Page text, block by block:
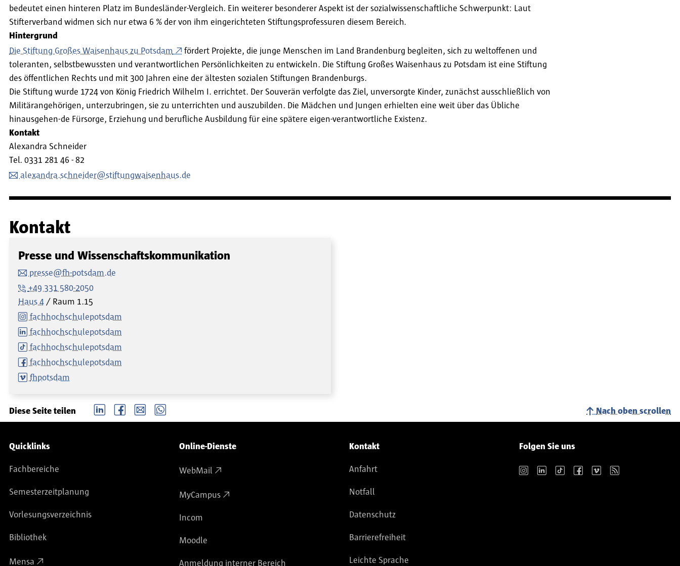
bedeutet einen hinteren Platz im Bundesländer-Vergleich. Ein weiterer besonderer Aspekt ist der sozialwissenschaftliche Schwerpunkt: Laut
Stifterverband widmen sich nur etwa 6 % der von ihm eingerichteten Stiftungsprofessuren diesem Bereich.
Hintergrund
Die Stiftung Großes Waisenhaus zu Potsdam
fördert Projekte, die junge Menschen im Land Brandenburg begleiten, sich zu weltoffenen und
toleranten, selbstbewussten und verantwortlichen Persönlichkeiten zu entwickeln. Die Stiftung Großes Waisenhaus zu Potsdam ist eine Stiftung
des öffentlichen Rechts und mit 300 Jahren eine der ältesten sozialen Stiftungen Brandenburgs.
Die Stiftung wurde 1724 von König Friedrich Wilhelm I. errichtet. Der Souverän verfolgte das Ziel, unversorgte Kinder, zunächst ausschließlich von
Militärangehörigen, unterzubringen, sie zu unterrichten und auszubilden. Die Mädchen und Jungen erhielten eine weit über das Übliche
hinausgehen-de Fürsorge, Erziehung und berufliche Ausbildung für eine spätere eigen-verantwortliche Existenz.
Kontakt
Alexandra Schneider
Tel. 0331 281 46 - 82
alexandra.schneider@stiftungwaisenhaus.de
Kontakt
Presse und Wissenschaftskommunikation
presse@fh-potsdam.de
+49 331 580-2050
Haus 4
Raum 1.15
fachhochschulepotsdam
fachhochschulepotsdam
fachhochschulepotsdam
fachhochschulepotsdam
fhpotsdam
Diese Seite teilen LinkedIn Facebook email Whatsapp Nach oben scrollen
Service-Navigation
Quicklinks
Fachbereiche
Semesterzeitplanung
Vorlesungsverzeichnis
Bibliothek
Mensa
Online-Dienste
WebMail
MyCampus
Incom
Moodle
Anmeldung interner Bereich
Kontakt
Anfahrt
Notfall
Datenschutz
Barrierefreiheit
Leichte Sprache
Folgen Sie uns
Instagram LinkedIn TikTok Facebook Vimeo RSS